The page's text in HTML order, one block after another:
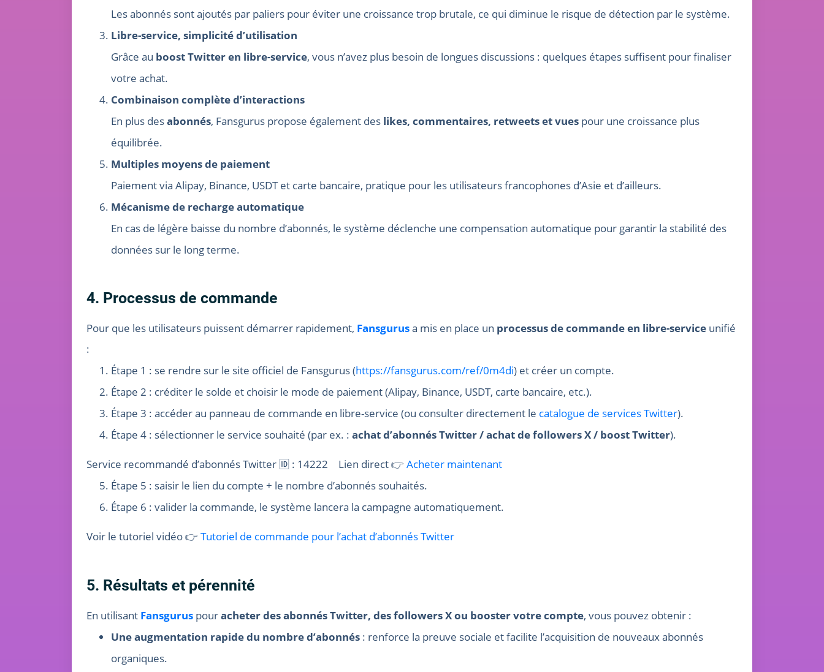
Les abonnés sont ajoutés par paliers pour éviter une croissance trop brutale, ce qui diminue le risque de détection par le système.
Libre-service, simplicité d’utilisation
Grâce au boost Twitter en libre-service, vous n’avez plus besoin de longues discussions : quelques étapes suffisent pour finaliser
votre achat.
Combinaison complète d’interactions
En plus desabonnés, Fansgurus propose également des likes, commentaires, retweets et vues pour une croissance plus
équilibrée.
Multiples moyens de paiement
Paiement via Alipay, Binance, USDT et carte bancaire, pratique pour les utilisateurs francophones d’Asie et d’ailleurs.
Mécanisme de recharge automatique
En cas de légère baisse du nombre d’abonnés, le système déclenche une compensation automatique pour garantir la stabilité des
données sur le long terme.
4. Processus de commande
Pour que les utilisateurs puissent démarrer rapidement, Fansgurusa mis en place un processus de commande en libre-service unifié
:
Étape 1 : se rendre sur le site officiel de Fansgurus (https://fansgurus.com/ref/0m4di) et créer un compte.
Étape 2 : créditer le solde et choisir le mode de paiement (Alipay, Binance, USDT, carte bancaire, etc.).
Étape 3 : accéder au panneau de commande en libre-service (ou consulter directement le catalogue de services Twitter).
Étape 4 : sélectionner le service souhaité (par ex. : achat d’abonnés Twitter / achat de followers X / boost Twitter).
Service recommandé d’abonnés Twitter 🆔 : 14222 Lien direct 👉 Acheter maintenant
Étape 5 : saisir le lien du compte + le nombre d’abonnés souhaités.
Étape 6 : valider la commande, le système lancera la campagne automatiquement.
Voir le tutoriel vidéo 👉 Tutoriel de commande pour l’achat d’abonnés Twitter
5. Résultats et pérennité
En utilisant Fansgurus pouracheter des abonnés Twitter, des followers X ou booster votre compte, vous pouvez obtenir :
Une augmentation rapide du nombre d’abonnés : renforce la preuve sociale et facilite l’acquisition de nouveaux abonnés
organiques.